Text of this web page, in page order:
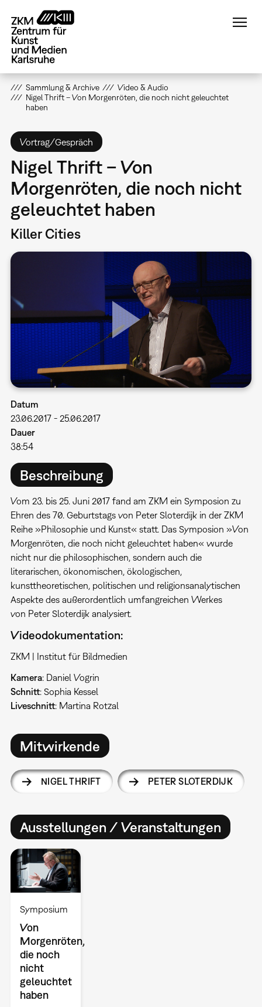
zum
Inhalt
Sammlung & Archive
Video & Audio
Nigel Thrift – Von Morgenröten, die noch nicht geleuchtet
haben
Vortrag/Gespräch
Nigel Thrift – Von
Morgenröten, die noch nicht
geleuchtet haben
Killer Cities
Datum
23.06.2017- 25.06.2017
Dauer
38:54
Beschreibung
Vom 23. bis 25. Juni 2017 fand am ZKM ein Symposion zu
Ehren des 70. Geburtstags von Peter Sloterdijk in der ZKM
Reihe »Philosophie und Kunst« statt. Das Symposion »Von
Morgenröten, die noch nicht geleuchtet haben« wurde
nicht nur die philosophischen, sondern auch die
literarischen, ökonomischen, ökologischen,
kunsttheoretischen, politischen und religionsanalytischen
Aspekte des außerordentlich umfangreichen Werkes
von Peter Sloterdijk analysiert.
Videodokumentation:
ZKM | Institut für Bildmedien
Kamera: Daniel Vogrin
Schnitt: Sophia Kessel
Liveschnitt: Martina Rotzal
Mitwirkende
NIGEL THRIFT PETER SLOTERDIJK
Ausstellungen / Veranstaltungen
Symposium
Von
Morgenröten,
die noch
nicht
geleuchtet
haben